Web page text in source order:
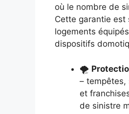
où le nombre de
Cette garantie est
logements
dispositifs
🌪️
– tempêtes,
et
de sinistre